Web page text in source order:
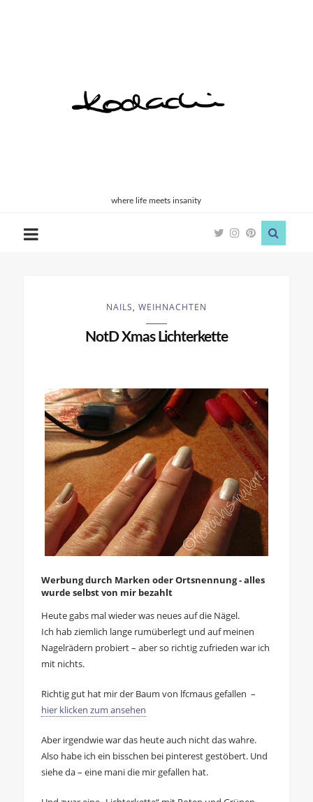
where life meets insanity
NAILS, WEIHNACHTEN
NotD Xmas Lichterkette
Werbung durch Marken oder Ortsnennung - alles
wurde selbst von mir bezahlt
Heute gabs mal wieder was neues auf die Nägel.
Ich hab ziemlich lange rumüberlegt und auf meinen
Nagelrädern probiert – aber so richtig zufrieden war ich
mit nichts.
Richtig gut hat mir der Baum von lfcmaus gefallen –
hier klicken zum ansehen
Aber irgendwie war das heute auch nicht das wahre.
Also habe ich ein bisschen bei pinterest gestöbert. Und
siehe da – eine mani die mir gefallen hat.